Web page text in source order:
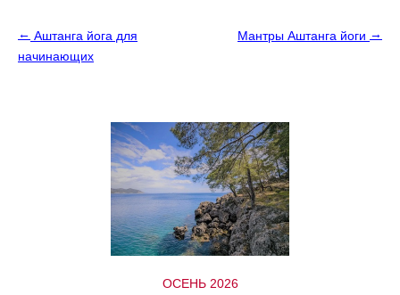
← Аштанга йога для
начинающих
Мантры Аштанга йоги →
ОСЕНЬ 2026